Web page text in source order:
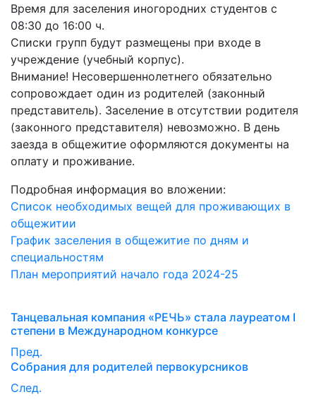
Время для заселения иногородних студентов с
08:30 до 16:00 ч.
Списки групп будут размещены при входе в
учреждение (учебный корпус).
Внимание! Несовершеннолетнего обязательно
сопровождает один из родителей (законный
представитель). Заселение в отсутствии родителя
(законного представителя) невозможно. В день
заезда в общежитие оформляются документы на
оплату и проживание.
Подробная информация во вложении:
Список необходимых вещей для проживающих в
общежитии
График заселения в общежитие по дням и
специальностям
План мероприятий начало года 2024-25
Танцевальная компания «РЕЧЬ» стала лауреатом I
степени в Международном конкурсе
Пред.
Собрания для родителей первокурсников
След.